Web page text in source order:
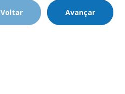
Voltar Avançar